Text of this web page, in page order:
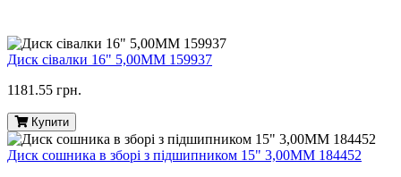
Диск сівалки 16" 5,00ММ 159937
1181.55 грн.
Купити
Диск сошника в зборі з підшипником 15" 3,00MM 184452